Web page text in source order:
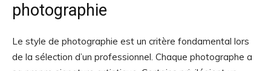
photographie
Le style de photographie est un critère fondamental lors
de la sélection d’un professionnel. Chaque photographe a